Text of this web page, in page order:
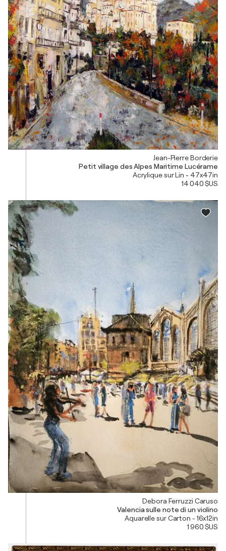
Jean-Pierre Borderie
Petit village des Alpes Maritime Lucérame
Acrylique sur Lin - 47x47in
14 040 $US
Debora Ferruzzi Caruso
Valencia sulle note di un violino
Aquarelle sur Carton - 16x12in
1 960 $US